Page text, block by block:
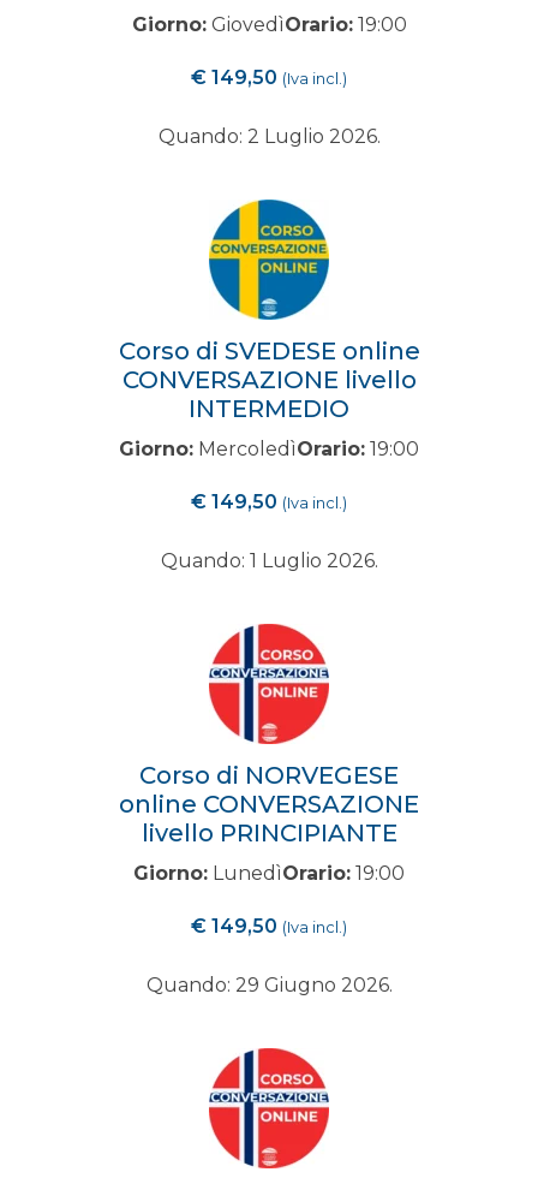
Giorno:GiovedìOrario:19:00
€ 149,50 (Iva incl.)
Quando: 2 Luglio 2026.
Corso di SVEDESE online
CONVERSAZIONE livello
INTERMEDIO
Giorno: MercoledìOrario: 19:00
€ 149,50 (Iva incl.)
Quando: 1 Luglio 2026.
Corso di NORVEGESE
online CONVERSAZIONE
livello PRINCIPIANTE
Giorno: LunedìOrario: 19:00
€ 149,50 (Iva incl.)
Quando: 29 Giugno 2026.